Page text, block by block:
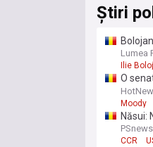
Știri
Lumea
Ilie
O
pentru
Moody
Năsui:
să
PSnews
CCR